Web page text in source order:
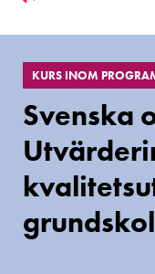
EduSinglePage
KURS INOM
Svenska